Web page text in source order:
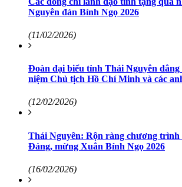
Nguyên đán Bính Ngọ 2026
(11/02/2026)
Đoàn đại biểu tỉnh Thái Nguyên
niệm Chủ tịch Hồ Chí Minh và các
(12/02/2026)
Thái Nguyên: Rộn ràng chương trình
Đảng, mừng Xuân Bính Ngọ 2026
(16/02/2026)